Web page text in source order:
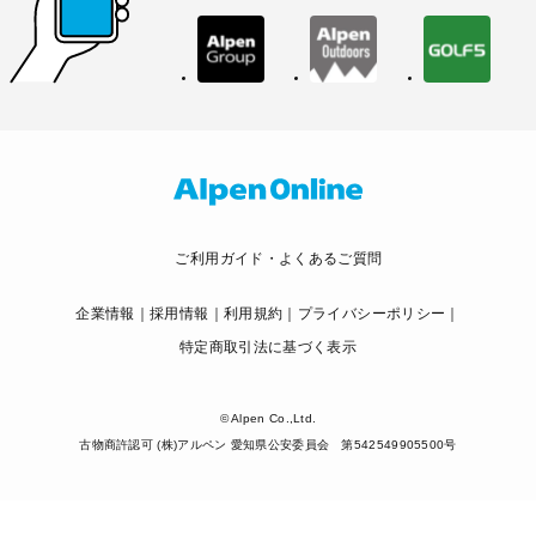
ご利用ガイド・よくあるご質問
企業情報 採用情報 利用規約
プライバシーポリシー
特定商取引法に基づく表示
© Alpen Co.,Ltd.
古物商許認可 (株)アルペン 愛知県公安委員会 第542549905500号